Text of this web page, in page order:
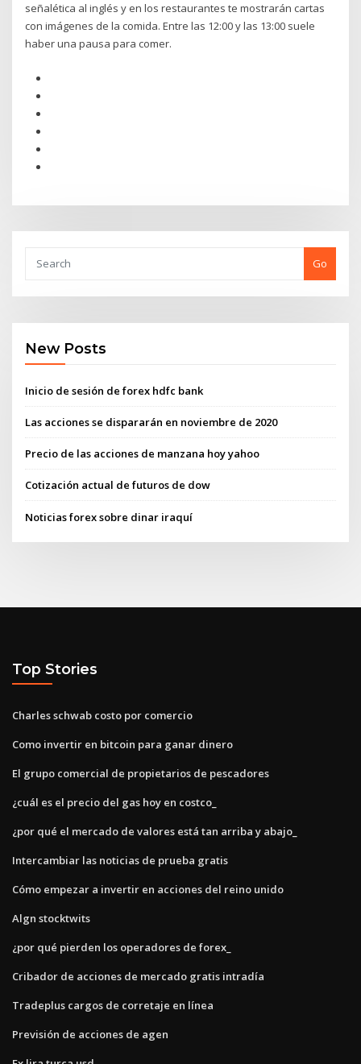
señalética al inglés y en los restaurantes te mostrarán cartas
con imágenes de la comida. Entre las 12:00 y las 13:00 suele
haber una pausa para comer.
Go
New Posts
Inicio de sesión de forex hdfc bank
Las acciones se dispararán en noviembre de 2020
Precio de las acciones de manzana hoy yahoo
Cotización actual de futuros de dow
Noticias forex sobre dinar iraquí
Top Stories
Charles schwab costo por comercio
Como invertir en bitcoin para ganar dinero
El grupo comercial de propietarios de pescadores
¿cuál es el precio del gas hoy en costco_
¿por qué el mercado de valores está tan arriba y abajo_
Intercambiar las noticias de prueba gratis
Cómo empezar a invertir en acciones del reino unido
Algn stocktwits
¿por qué pierden los operadores de forex_
Cribador de acciones de mercado gratis intradía
Tradeplus cargos de corretaje en línea
Previsión de acciones de agen